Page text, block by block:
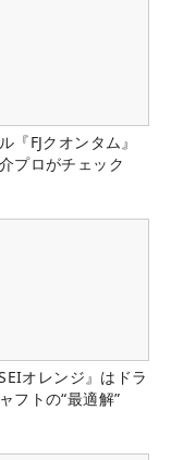
『FJクオンタム』
プロがチェック
オレンジ』はドラ
フトの“最適解”